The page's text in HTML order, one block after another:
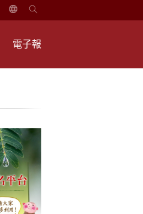
简
中
電子報